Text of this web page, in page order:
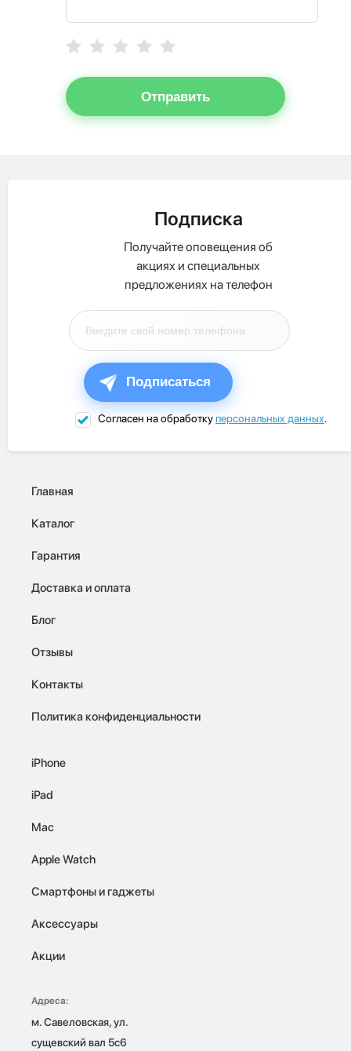
Отправить
Подписка
Получайте оповещения об
акциях и специальных
предложениях на телефон
Подписаться
Согласен на обработкуперсональных данных.
Главная
Каталог
Гарантия
Доставка и оплата
Блог
Отзывы
Контакты
Политика конфиденциальности
iPhone
iPad
Mac
Apple Watch
Смартфоны и гаджеты
Аксессуары
Акции
Адреса:
м. Савеловская, ул.
сущевский вал 5с6